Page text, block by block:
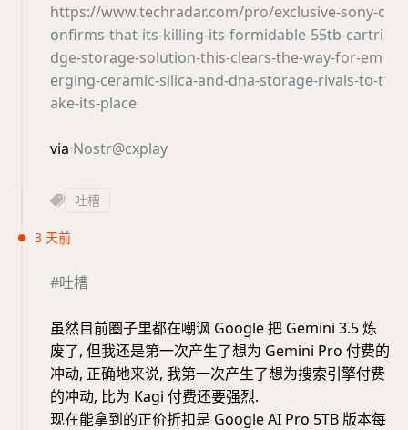
https://www.techradar.com/pro/exclusive-sony-c
onfirms-that-its-killing-its-formidable-55tb-cartri
dge-storage-solution-this-clears-the-way-for-em
erging-ceramic-silica-and-dna-storage-rivals-to-t
ake-its-place
via Nostr@cxplay
吐槽
3 天前
#吐槽
虽然目前圈子里都在嘲讽 Google 把 Gemini 3.5 炼
废了, 但我还是第一次产生了想为 Gemini Pro 付费的
冲动, 正确地来说, 我第一次产生了想为搜索引擎付费
的冲动, 比为 Kagi 付费还要强烈.
现在能拿到的正价折扣是 Google AI Pro 5TB 版本每